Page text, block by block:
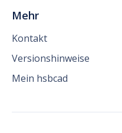
Mehr
Kontakt
Versionshinweise
Mein hsbcad